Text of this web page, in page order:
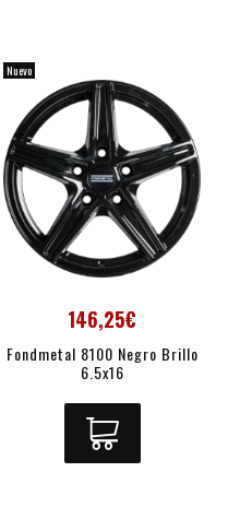
Nuevo
146,25€
Fondmetal 8100 Negro Brillo
6.5x16